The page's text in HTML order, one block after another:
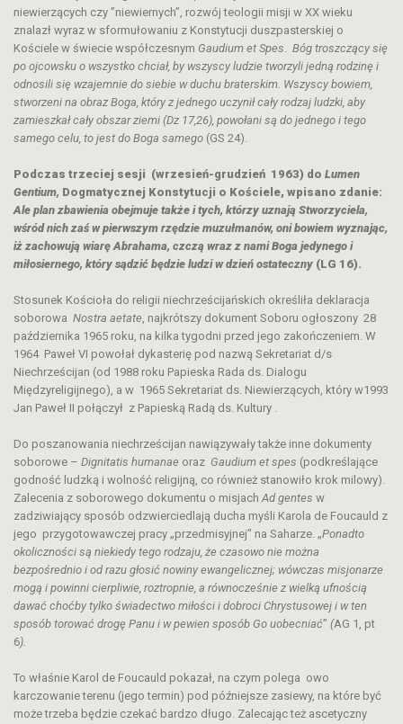
niewierzących czy ”niewiernych”, rozwój teologii misji w XX wieku
znalazł wyraz w sformułowaniu z Konstytucji duszpasterskiej o
Kościele w świecie współczesnym Gaudium et Spes. Bóg troszczący się
po ojcowsku o wszystko chciał, by wszyscy ludzie tworzyli jedną rodzinę i
odnosili się wzajemnie do siebie w duchu braterskim. Wszyscy bowiem,
stworzeni na obraz Boga, który z jednego uczynił cały rodzaj ludzki, aby
zamieszkał cały obszar ziemi (Dz 17,26), powołani są do jednego i tego
samego celu, to jest do Boga samego (GS 24).
Podczas trzeciej sesji (wrzesień-grudzień 1963) do Lumen
Gentium, Dogmatycznej Konstytucji o Kościele, wpisano zdanie:
Ale plan zbawienia obejmuje także i tych, którzy uznają Stworzyciela,
wśród nich zaś w pierwszym rzędzie muzułmanów, oni bowiem wyznając,
iż zachowują wiarę Abrahama, czczą wraz z nami Boga jedynego i
miłosiernego, który sądzić będzie ludzi w dzień ostateczny (LG 16).
Stosunek Kościoła do religii niechrześcijańskich określiła deklaracja
soborowa Nostra aetate, najkrótszy dokument Soboru ogłoszony 28
października 1965 roku, na kilka tygodni przed jego zakończeniem. W
1964 Paweł VI powołał dykasterię pod nazwą Sekretariat d/s
Niechrześcijan (od 1988 roku Papieska Rada ds. Dialogu
Międzyreligijnego), a w 1965 Sekretariat ds. Niewierzących, który w1993
Jan Paweł II połączył z Papieską Radą ds. Kultury .
Do poszanowania niechrześcijan nawiązywały także inne dokumenty
soborowe – Dignitatis humanae oraz Gaudium et spes (podkreślające
godność ludzką i wolność religijną, co również stanowiło krok milowy).
Zalecenia z soborowego dokumentu o misjachAd gentes w
zadziwiający sposób odzwierciedlają ducha myśli Karola de Foucauld z
jego przygotowawczej pracy „przedmisyjnej” na Saharze. „Ponadto
okoliczności są niekiedy tego rodzaju, że czasowo nie można
bezpośrednio i od razu głosić nowiny ewangelicznej; wówczas misjonarze
mogą i powinni cierpliwie, roztropnie, a równocześnie z wielką ufnością
dawać choćby tylko świadectwo miłości i dobroci Chrystusowej i w ten
sposób torować drogę Panu i w pewien sposób Go uobecniać” (AG 1, pt
6).
To właśnie Karol de Foucauld pokazał, na czym polega owo
karczowanie terenu (jego termin) pod późniejsze zasiewy, na które być
może trzeba będzie czekać bardzo długo. Zalecając też ascetyczny